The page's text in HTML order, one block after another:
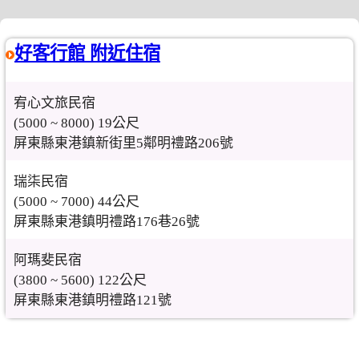
好客行館 附近住宿
宥心文旅民宿
(5000 ~ 8000) 19公尺
屏東縣東港鎮新街里5鄰明禮路206號
瑞柒民宿
(5000 ~ 7000) 44公尺
屏東縣東港鎮明禮路176巷26號
阿瑪斐民宿
(3800 ~ 5600) 122公尺
屏東縣東港鎮明禮路121號